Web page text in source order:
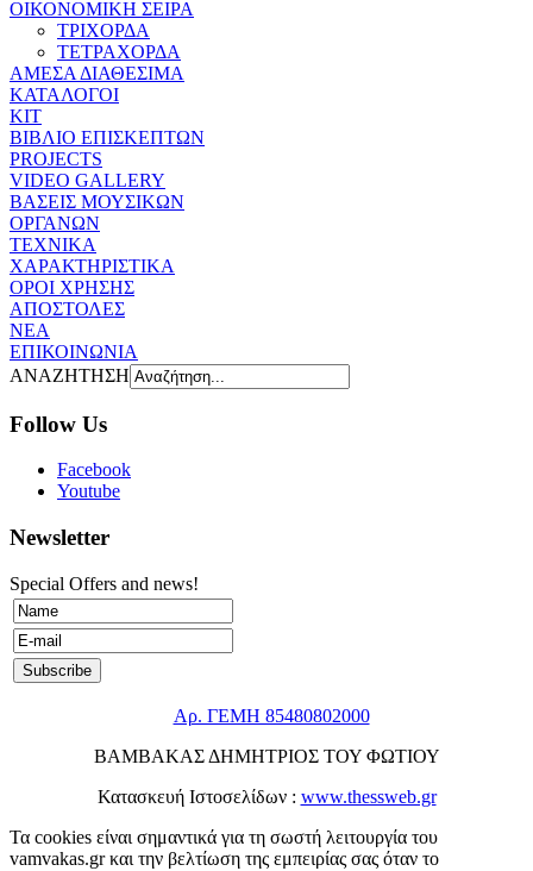
ΟΙΚΟΝΟΜΙΚΗ ΣΕΙΡΑ
ΤΡΙΧΟΡΔΑ
ΤΕΤΡΑΧΟΡΔΑ
ΑΜΕΣΑ ΔΙΑΘΕΣΙΜΑ
ΚΑΤΑΛΟΓΟΙ
ΚΙΤ
ΒΙΒΛΙΟ ΕΠΙΣΚΕΠΤΩΝ
PROJECTS
VIDEO GALLERY
ΒΑΣΕΙΣ ΜΟΥΣΙΚΩΝ
ΟΡΓΑΝΩΝ
ΤΕΧΝΙΚΑ
ΧΑΡΑΚΤΗΡΙΣΤΙΚΑ
ΟΡΟΙ ΧΡΗΣΗΣ
AΠOΣΤΟΛΕΣ
ΝΕΑ
ΕΠΙΚΟΙΝΩΝΙΑ
ΑΝΑΖΗΤΗΣΗ
Follow Us
Facebook
Youtube
Newsletter
Special Offers and news!
Αρ. ΓΕΜΗ 85480802000
ΒΑΜΒΑΚΑΣ ΔΗΜΗΤΡΙΟΣ ΤΟΥ ΦΩΤΙΟΥ
Κατασκευή Ιστοσελίδων : www.thessweb.gr
Τα cookies είναι σημαντικά για τη σωστή λειτουργία του
vamvakas.gr και την βελτίωση της εμπειρίας σας όταν το